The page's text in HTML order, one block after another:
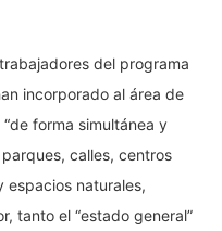
del programa
incorporado al área de
forma simultánea y
calles, centros
espacios naturales,
tanto el “estado general”